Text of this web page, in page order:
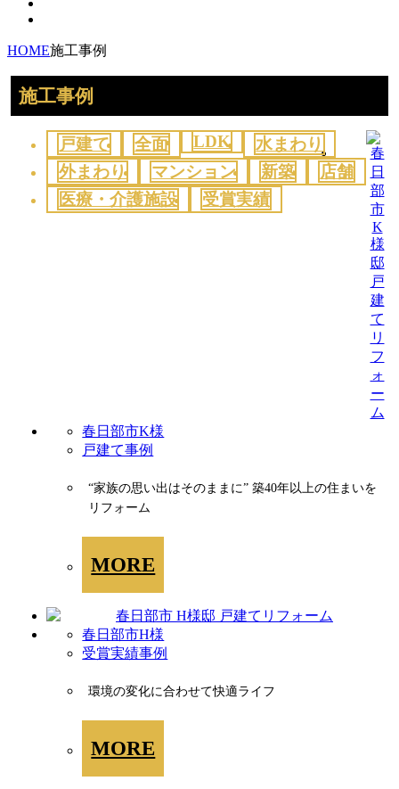
HOME施工事例
施工事例
戸建て 全面 LDK
水まわり
外まわり
マンション 新築
店舗
医療・介護施設
受賞実績
春日部市K様
戸建て事例
“家族の思い出はそのままに” 築40年以上の住まいを
リフォーム
MORE
春日部市H様
受賞実績事例
環境の変化に合わせて快適ライフ
MORE